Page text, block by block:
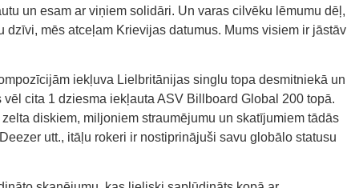
un esam ar viņiem solidāri. Un varas cilvēku lēmumu dēļ,
dzīvi, mēs atceļam Krievijas datumus. Mums visiem ir jāstāv
iekļuva Lielbritānijas singlu topa desmitniekā un
cita 1 dziesma iekļauta ASV Billboard Global 200 topā.
diskiem, miljoniem straumējumu un skatījumiem tādās
utt., itāļu rokeri ir nostiprinājuši savu globālo statusu